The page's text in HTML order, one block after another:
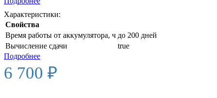
Характеристики:
Свойства
Время работы от аккумулятора, ч до 200 дней
Вычисление сдачи
true
Подробнее
6 700 ₽